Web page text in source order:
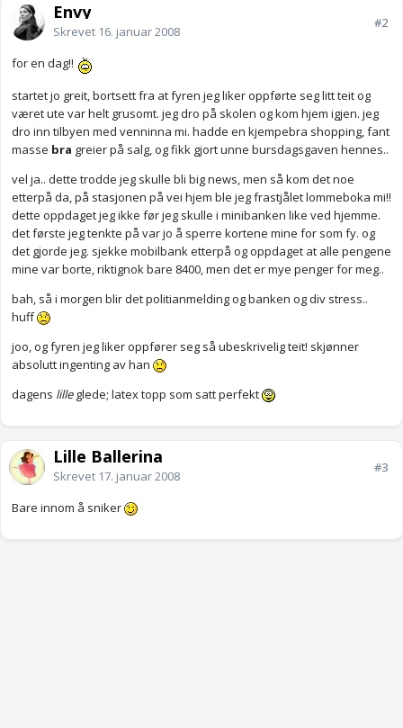
Envy
Skrevet 16. januar 2008
#2
for en dag!!
startet jo greit, bortsett fra at fyren jeg liker oppførte seg litt teit og
været ute var helt grusomt. jeg dro på skolen og kom hjem igjen. jeg
dro inn tilbyen med venninna mi. hadde en kjempebra shopping, fant
masse bra greier på salg, og fikk gjort unne bursdagsgaven hennes..
vel ja.. dette trodde jeg skulle bli big news, men så kom det noe
etterpå da, på stasjonen på vei hjem ble jeg frastjålet lommeboka mi!!
dette oppdaget jeg ikke før jeg skulle i minibanken like ved hjemme.
det første jeg tenkte på var jo å sperre kortene mine for som fy. og
det gjorde jeg. sjekke mobilbank etterpå og oppdaget at alle pengene
mine var borte, riktignok bare 8400, men det er mye penger for meg..
bah, så i morgen blir det politianmelding og banken og div stress..
huff
joo, og fyren jeg liker oppfører seg så ubeskrivelig teit! skjønner
absolutt ingenting av han
dagens lilleglede; latex topp som satt perfekt
Lille Ballerina
Skrevet 17. januar 2008
#3
Bare innom å sniker